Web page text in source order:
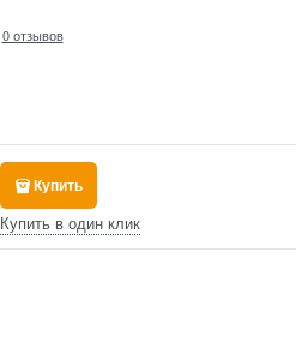
0 отзывов
Купить
Купить в один клик